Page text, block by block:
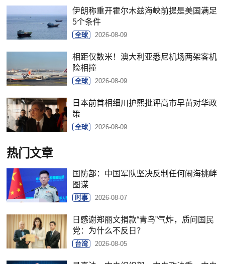
伊朗称重开霍尔木兹海峡前提是美国满足
5个条件
全球 2026-08-09
相距仅数米！澳大利亚悉尼机场两架客机
险相撞
全球 2026-08-09
日本前首相细川护熙批评高市早苗对华政
策
全球 2026-08-09
热门文章
国防部：中国军队坚决反制任何闹海挑衅
图谋
时事 2026-08-07
日感谢郑丽文捐款“青鸟”气炸，质问国民
党：为什么不反日？
台湾 2026-08-05